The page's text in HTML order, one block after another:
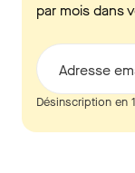
par mois dans
Adresse
Désinscription en